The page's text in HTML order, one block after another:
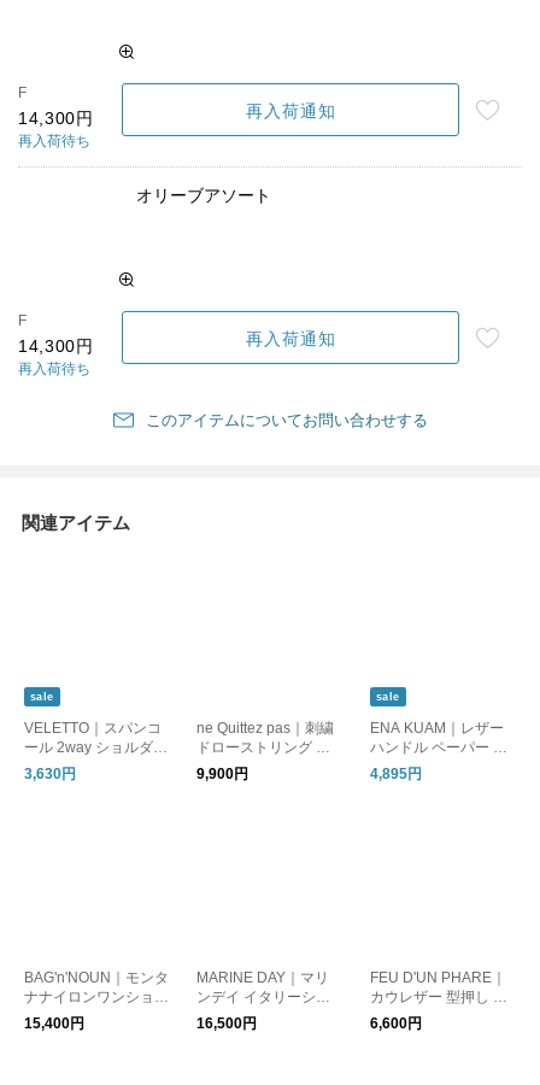
F
14,300円
再入荷待ち
再入荷通知
オリーブアソート
F
14,300円
再入荷待ち
再入荷通知
このアイテムについてお問い合わせする
関連アイテム
sale
VELETTO｜スパンコ
ール 2way ショルダー
バッグ ce-196534
3,630円
ne Quittez pas｜刺繍
ドローストリング シ
ョルダーバッグ Embr
oidery Drawstring Sho
9,900円
sale
ENA KUAM｜レザー
ハンドル ペーパー シ
ョルダーバッグ ekd26
1007
4,895円
BAG'n'NOUN｜モンタ
ナナイロンワンショル
ダーバッグ“JOINER D
C S MONTANA” 7002
15,400円
MARINE DAY｜マリ
ンデイ イタリーシュ
リンク カウレザー シ
ョルダーバッグ “MAR
16,500円
FEU D'UN PHARE｜
カウレザー 型押し シ
ョルダー ポーチ f5234
4-38
6,600円